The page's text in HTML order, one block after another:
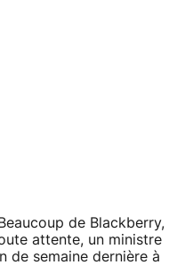
de Blackberry,
attente, un ministre
de semaine dernière à